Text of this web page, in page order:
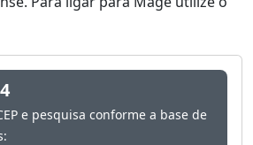
e pesquisa conforme a base de